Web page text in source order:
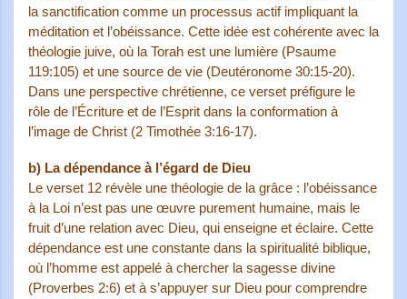
la sanctification comme un processus actif impliquant la
méditation et l’obéissance. Cette idée est cohérente avec la
théologie juive, où la Torah est une lumière (Psaume
119:105) et une source de vie (Deutéronome 30:15-20).
Dans une perspective chrétienne, ce verset préfigure le
rôle de l’Écriture et de l’Esprit dans la conformation à
l’image de Christ (2 Timothée 3:16-17).
b) La dépendance à l’égard de Dieu
Le verset 12 révèle une théologie de la grâce : l’obéissance
à la Loi n’est pas une œuvre purement humaine, mais le
fruit d’une relation avec Dieu, qui enseigne et éclaire. Cette
dépendance est une constante dans la spiritualité biblique,
où l’homme est appelé à chercher la sagesse divine
(Proverbes 2:6) et à s’appuyer sur Dieu pour comprendre